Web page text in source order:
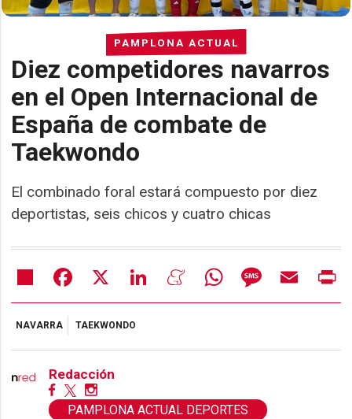
PAMPLONA ACTUAL
Diez competidores navarros
en el Open Internacional de
España de combate de
Taekwondo
El combinado foral estará compuesto por diez
deportistas, seis chicos y cuatro chicas
Share Facebook LinkedIn MeneameWhatsAppMessageEmail
NAVARRA TAEKWONDO
Redacción
PAMPLONA ACTUAL DEPORTES